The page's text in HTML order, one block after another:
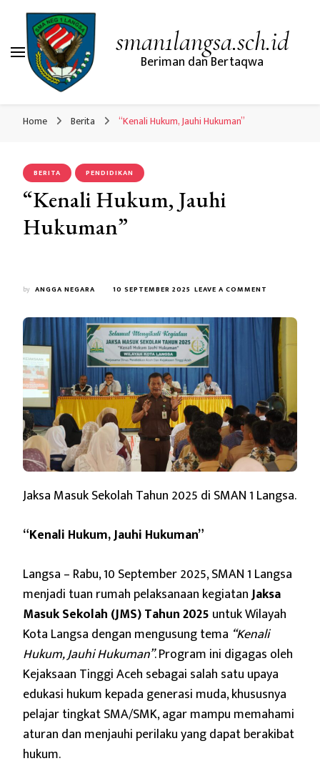
sman1langsa.sch.id
Beriman dan Bertaqwa
Home Berita “Kenali Hukum, Jauhi Hukuman”
BERITA PENDIDIKAN
“Kenali Hukum, Jauhi
Hukuman”
by ANGGA NEGARA 10 SEPTEMBER 2025 LEAVE A COMMENT
Jaksa Masuk Sekolah Tahun 2025 di SMAN 1 Langsa.
“Kenali Hukum, Jauhi Hukuman”
Langsa – Rabu, 10 September 2025, SMAN 1 Langsa
menjadi tuan rumah pelaksanaan kegiatanJaksa
Masuk Sekolah (JMS) Tahun 2025 untuk Wilayah
Kota Langsa dengan mengusung tema “Kenali
Hukum, Jauhi Hukuman”. Program ini digagas oleh
Kejaksaan Tinggi Aceh sebagai salah satu upaya
edukasi hukum kepada generasi muda, khususnya
pelajar tingkat SMA/SMK, agar mampu memahami
aturan dan menjauhi perilaku yang dapat berakibat
hukum.